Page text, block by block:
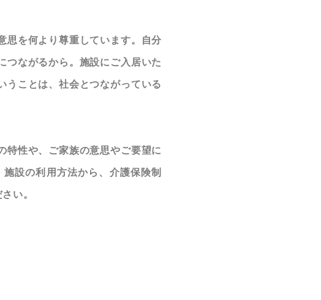
思を何より尊重しています。自分
つながるから。施設にご入居いた
うことは、社会とつながっている
特性や、ご家族の意思やご要望に
設の利用方法から、介護保険制
い。